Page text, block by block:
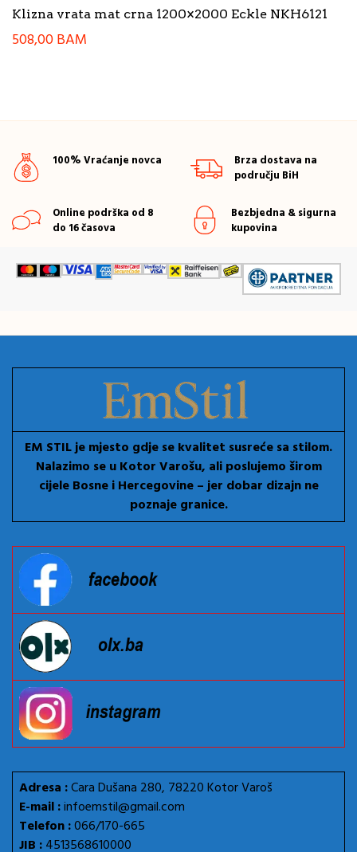
Klizna vrata mat crna 1200×2000 Eckle NKH6121
508,00BAM
100% Vraćanje novca
Brza dostava na
području BiH
Online podrška od 8
do 16 časova
Bezbjedna & sigurna
kupovina
EM STIL je mjesto gdje se kvalitet susreće sa stilom.
Nalazimo se u Kotor Varošu, ali poslujemo širom
cijele Bosne i Hercegovine – jer dobar dizajn ne
poznaje granice.
Adresa :Cara Dušana 280, 78220 Kotor Varoš
E-mail :infoemstil@gmail.com
Telefon :066/170-665
JIB :4513568610000